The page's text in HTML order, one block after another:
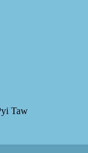
Taw